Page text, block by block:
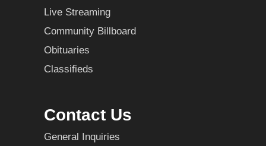
Live Streaming
Community Billboard
Obituaries
Classifieds
Contact Us
General Inquiries